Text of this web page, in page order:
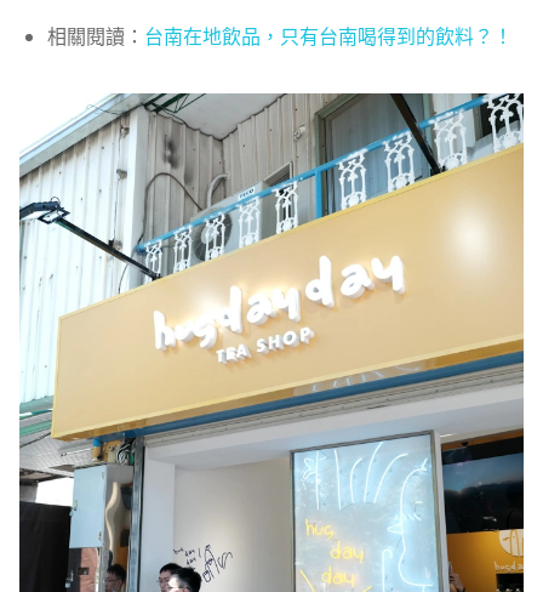
相關閱讀： 台南在地飲品，只有台南喝得到的飲料？！